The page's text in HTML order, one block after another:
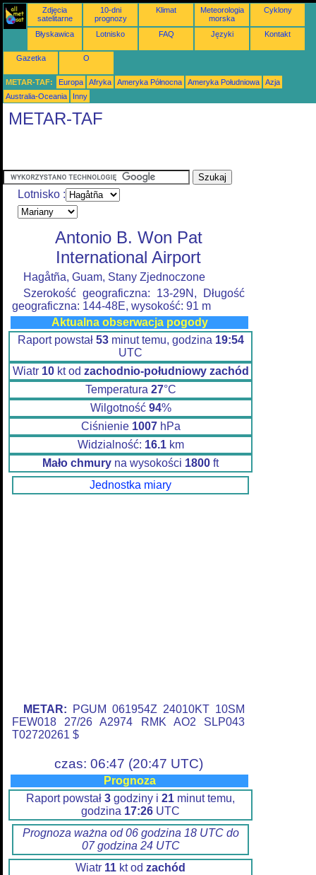
Zdjęcia
satelitarne
10-dni
prognozy
Klimat
Meteorologia
morska
Cyklony
Błyskawica Lotnisko FAQ Języki Kontakt
Gazetka O
METAR-TAF: Europa Afryka Ameryka Północna Ameryka Południowa
Azja
Australia-Oceania
Inny
METAR-TAF
Lotnisko :
Antonio B. Won Pat
International Airport
Hagåtña, Guam, Stany Zjednoczone
Szerokość geograficzna: 13-29N, Długość
geograficzna: 144-48E, wysokość: 91 m
Aktualna obserwacja pogody
Raport powstał 53minut temu, godzina 19:54
UTC
Wiatr 10kt od zachodnio-południowy zachód
Temperatura 27°C
Wilgotność 94%
Ciśnienie 1007hPa
Widzialność: 16.1km
Mało chmury na wysokości 1800 ft
Jednostka miary
METAR: PGUM 061954Z 24010KT 10SM
FEW018 27/26 A2974 RMK AO2 SLP043
T02720261 $
czas: 06:47 (20:47 UTC)
Prognoza
Raport powstał 3 godziny i 21 minut temu,
godzina 17:26 UTC
Prognoza ważna od 06 godzina 18 UTC do
07 godzina 24 UTC
Wiatr 11 kt od zachód